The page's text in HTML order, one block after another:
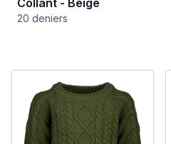
Collant - Beige
20 deniers